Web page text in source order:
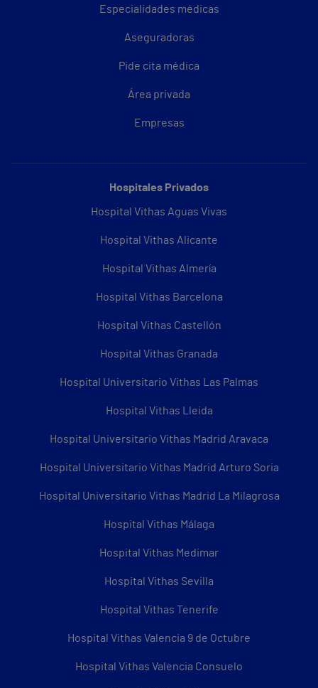
Especialidades médicas
Aseguradoras
Pide cita médica
Área privada
Empresas
Hospitales Privados
Hospital Vithas Aguas Vivas
Hospital Vithas Alicante
Hospital Vithas Almería
Hospital Vithas Barcelona
Hospital Vithas Castellón
Hospital Vithas Granada
Hospital Universitario Vithas Las Palmas
Hospital Vithas Lleida
Hospital Universitario Vithas Madrid Aravaca
Hospital Universitario Vithas Madrid Arturo Soria
Hospital Universitario Vithas Madrid La Milagrosa
Hospital Vithas Málaga
Hospital Vithas Medimar
Hospital Vithas Sevilla
Hospital Vithas Tenerife
Hospital Vithas Valencia 9 de Octubre
Hospital Vithas Valencia Consuelo